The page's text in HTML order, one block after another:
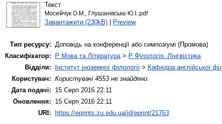
Текст
Мосейчук О.М., Глушанівська Ю.І..pdf
Завантажити (230kB)| Preview
Тип ресурсу: Доповідь на конференції або симпозіумі (Промова)
Класифікатор:
P Мова та Література> P Філологія. Лінгвістика
Відділи:
Інститут іноземної філології > Кафедра англійської
Користувач: Користувачі 4553 не знайдено.
Дата подачі:
15 Серп 2016 22:11
Оновлення:
15 Серп 2016 22:11
URI:
https://eprints.zu.edu.ua/id/eprint/21763